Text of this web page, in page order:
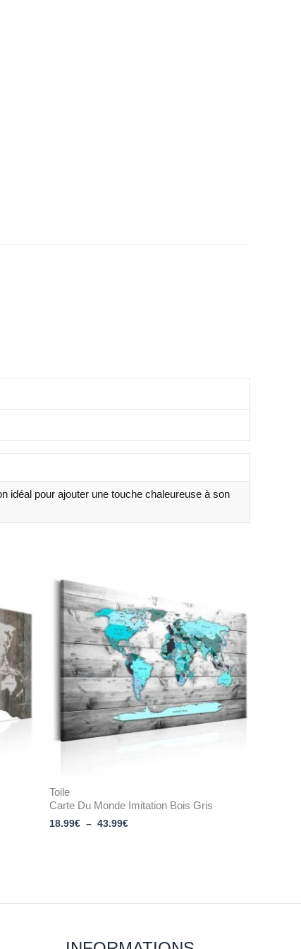
idéal pour ajouter une touche chaleureuse à son
Toile
Carte Du Monde Imitation Bois Gris
18.99€ – 43.99€
prix :
18.99€
à
43.99€